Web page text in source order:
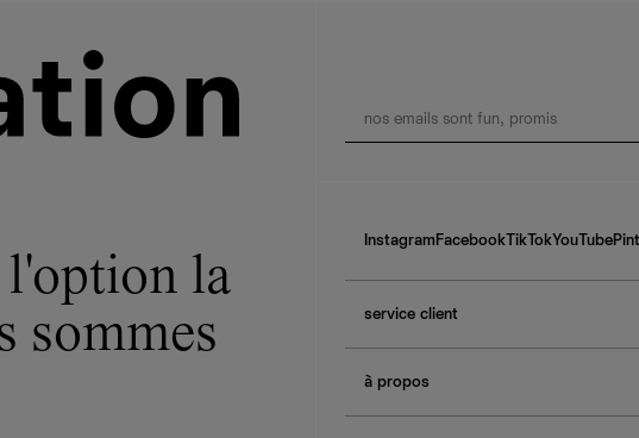
la
sommes
Instagram FacebookTikTokYouTube
service client
contactez-nous
guide des tailles
à propos